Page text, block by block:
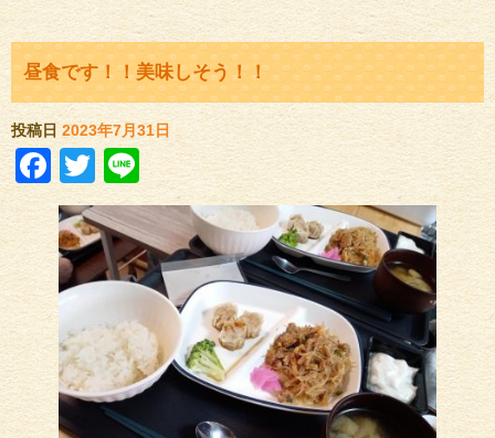
昼食です！！美味しそう！！
投稿日 2023年7月31日
Facebook
Twitter
Line